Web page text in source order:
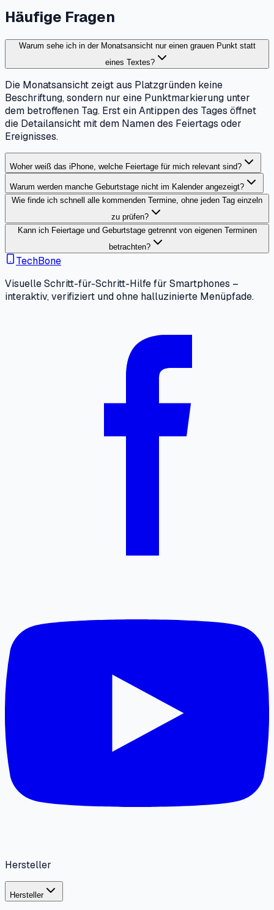
Häufige Fragen
Warum sehe ich in der Monatsansicht nur einen grauen Punkt statt
eines Textes?
Die Monatsansicht zeigt aus Platzgründen keine
Beschriftung, sondern nur eine Punktmarkierung unter
dem betroffenen Tag. Erst ein Antippen des Tages öffnet
die Detailansicht mit dem Namen des Feiertags oder
Ereignisses.
Woher weiß das iPhone, welche Feiertage für mich relevant sind?
Warum werden manche Geburtstage nicht im Kalender angezeigt?
Wie finde ich schnell alle kommenden Termine, ohne jeden Tag einzeln
zu prüfen?
Kann ich Feiertage und Geburtstage getrennt von eigenen Terminen
betrachten?
TechBone
Visuelle Schritt-für-Schritt-Hilfe für Smartphones –
interaktiv, verifiziert und ohne halluzinierte Menüpfade.
Hersteller
Hersteller